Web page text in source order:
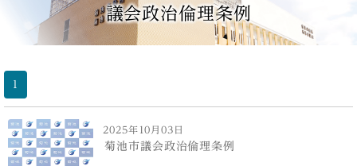
議会政治倫理条例
1
2025年10月03日
菊池市議会政治倫理条例